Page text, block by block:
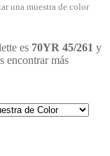
una muestra de color
es 70YR 45/261 y
encontrar más